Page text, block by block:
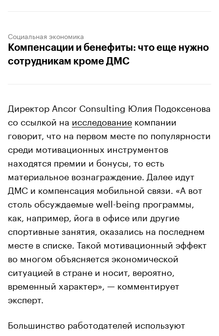
Социальная экономика
Компенсации и бенефиты: что еще нужно
сотрудникам кроме ДМС
Директор Ancor Consulting Юлия Подоксенова
со ссылкой на исследование компании
говорит, что на первом месте по популярности
среди мотивационных инструментов
находятся премии и бонусы, то есть
материальное вознаграждение. Далее идут
ДМС и компенсация мобильной связи. «А вот
столь обсуждаемые well-being программы,
как, например, йога в офисе или другие
спортивные занятия, оказались на последнем
месте в списке. Такой мотивационный эффект
во многом объясняется экономической
ситуацией в стране и носит, вероятно,
временный характер», — комментирует
эксперт.
Большинство работодателей используют